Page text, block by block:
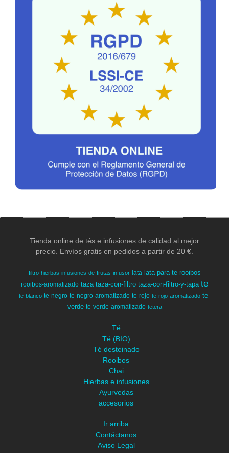
Tienda online de tés e infusiones de calidad al mejor
precio. Envíos gratis en pedidos a partir de 20 €.
filtro hierbas infusiones-de-frutas infusor lata lata-para-te rooibos
rooibos-aromatizado taza taza-con-filtro taza-con-filtro-y-tapa te
te-blanco te-negro te-negro-aromatizado te-rojo te-rojo-aromatizado te-
verde te-verde-aromatizado tetera
Té
Té (BIO)
Té desteinado
Rooibos
Chai
Hierbas e infusiones
Ayurvedas
accesorios
Ir arriba
Contáctanos
Aviso Legal